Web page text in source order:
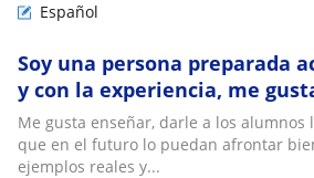
Español
Soy una persona preparada
y con la experiencia, me
aportar con mis estudios y
Me gusta enseñar, darle a los
que en el futuro lo puedan afrontar
ejemplos reales y...